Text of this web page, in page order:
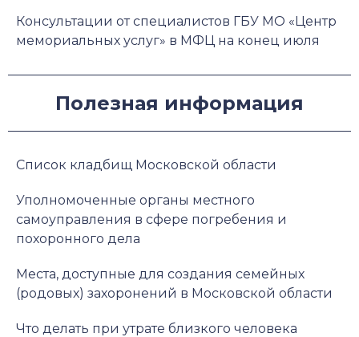
Консультации от специалистов ГБУ МО «Центр
мемориальных услуг» в МФЦ на конец июля
Полезная информация
Список кладбищ Московской области
Уполномоченные органы местного
самоуправления в сфере погребения и
похоронного дела
Места, доступные для создания семейных
(родовых) захоронений в Московской области
Что делать при утрате близкого человека